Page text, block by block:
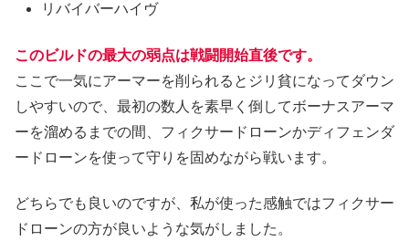
リバイバーハイヴ
このビルドの最大の弱点は戦闘開始直後です。
ここで一気にアーマーを削られるとジリ貧になってダウン
しやすいので、最初の数人を素早く倒してボーナスアーマ
ーを溜めるまでの間、フィクサードローンかディフェンダ
ードローンを使って守りを固めながら戦います。
どちらでも良いのですが、私が使った感触ではフィクサー
ドローンの方が良いような気がしました。